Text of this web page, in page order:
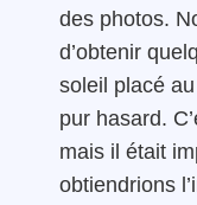
des photos.
d’obtenir
soleil placé
pur hasard.
mais il était
obtiendrions